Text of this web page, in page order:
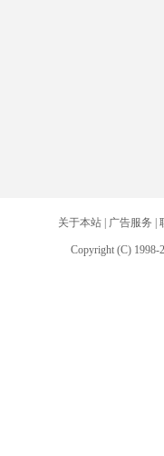
关于本站| 广告服务
Copyright (C) 1998-